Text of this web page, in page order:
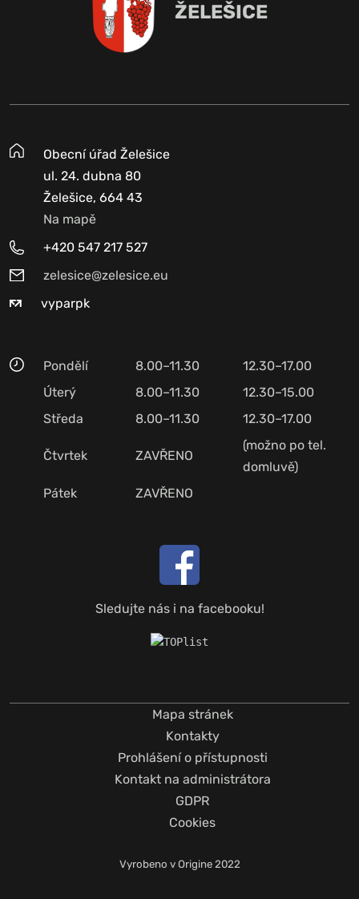
ŽELEŠICE
Obecní úřad Želešice
ul. 24. dubna 80
Želešice, 664 43
Na mapě
+420 547 217 527
zelesice@zelesice.eu
vyparpk
Pondělí 8.00–11.30
12.30–17.00
Úterý
8.00–11.30
12.30–15.00
Středa
8.00–11.30 12.30–17.00
Čtvrtek ZAVŘENO
(možno po tel.
domluvě)
Pátek
ZAVŘENO
Sledujte nás i na facebooku!
Mapa stránek
Kontakty
Prohlášení o přístupnosti
Kontakt na administrátora
GDPR
Cookies
Vyrobeno v Origine2022